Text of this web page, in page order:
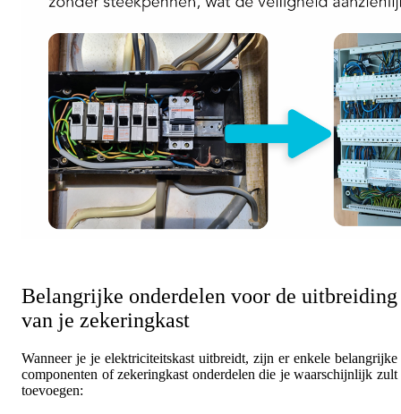
Belangrijke onderdelen voor de uitbreiding
van je zekeringkast
Wanneer je je elektriciteitskast uitbreidt, zijn er enkele belangrijke
componenten of zekeringkast onderdelen die je waarschijnlijk zult
toevoegen: